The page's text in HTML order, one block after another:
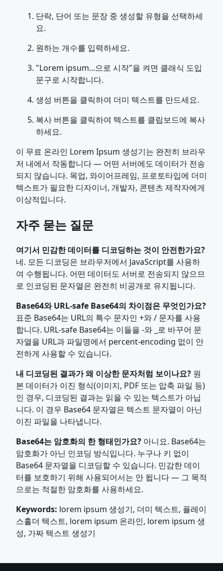
단락, 단어 또는 문장 중 생성할 유형을 선택하세
요.
원하는 개수를 입력하세요.
"Lorem ipsum...으로 시작"을 켜면 클래식 도입
문구로 시작합니다.
생성 버튼을 클릭하여 더미 텍스트를 만드세요.
복사 버튼을 클릭하여 텍스트를 클립보드에 복사
하세요.
이 무료 온라인 Lorem Ipsum 생성기는 완전히 브라우
저 내에서 작동합니다 — 어떤 서버에도 데이터가 전송
되지 않습니다. 목업, 와이어프레임, 프로토타입에 더미
텍스트가 필요한 디자이너, 개발자, 콘텐츠 제작자에게
이상적입니다.
자주 묻는 질문
여기서 민감한 데이터를 디코딩하는 것이 안전한가요?
네. 모든 디코딩은 브라우저에서 JavaScript를 사용하
여 수행됩니다. 어떤 데이터도 서버로 전송되지 않으므
로 인코딩된 문자열은 완전히 비공개로 유지됩니다.
Base64와 URL-safe Base64의 차이점은 무엇인가요?
표준 Base64는 URL의 특수 문자인 +와 / 문자를 사용
합니다. URL-safe Base64는 이들을 -와 _로 바꾸어 문
자열을 URL과 파일명에서 percent-encoding 없이 안
전하게 사용할 수 있습니다.
내 디코딩된 결과가 왜 이상한 문자처럼 보이나요? 원
본 데이터가 이진 형식(이미지, PDF 또는 압축 파일 등)
인 경우, 디코딩된 결과는 읽을 수 있는 텍스트가 아닙
니다. 이 경우 Base64 문자열은 텍스트 문자열이 아닌
이진 파일을 나타냅니다.
Base64는 암호화의 한 형태인가요? 아니요. Base64는
암호화가 아닌 인코딩 방식입니다. 누구나 키 없이
Base64 문자열을 디코딩할 수 있습니다. 민감한 데이
터를 보호하기 위해 사용되어서는 안 됩니다 — 그 목적
으로는 적절한 암호화를 사용하세요.
Keywords: lorem ipsum 생성기, 더미 텍스트, 플레이
스홀더 텍스트, lorem ipsum 온라인, lorem ipsum 생
성, 가짜 텍스트 생성기